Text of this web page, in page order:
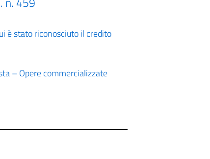
è stato riconosciuto il credito
– Opere commercializzate